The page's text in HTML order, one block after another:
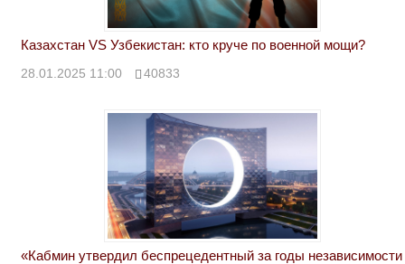
Казахстан VS Узбекистан: кто круче по военной мощи?
28.01.2025 11:00 40833
«Кабмин утвердил беспрецедентный за годы независимости